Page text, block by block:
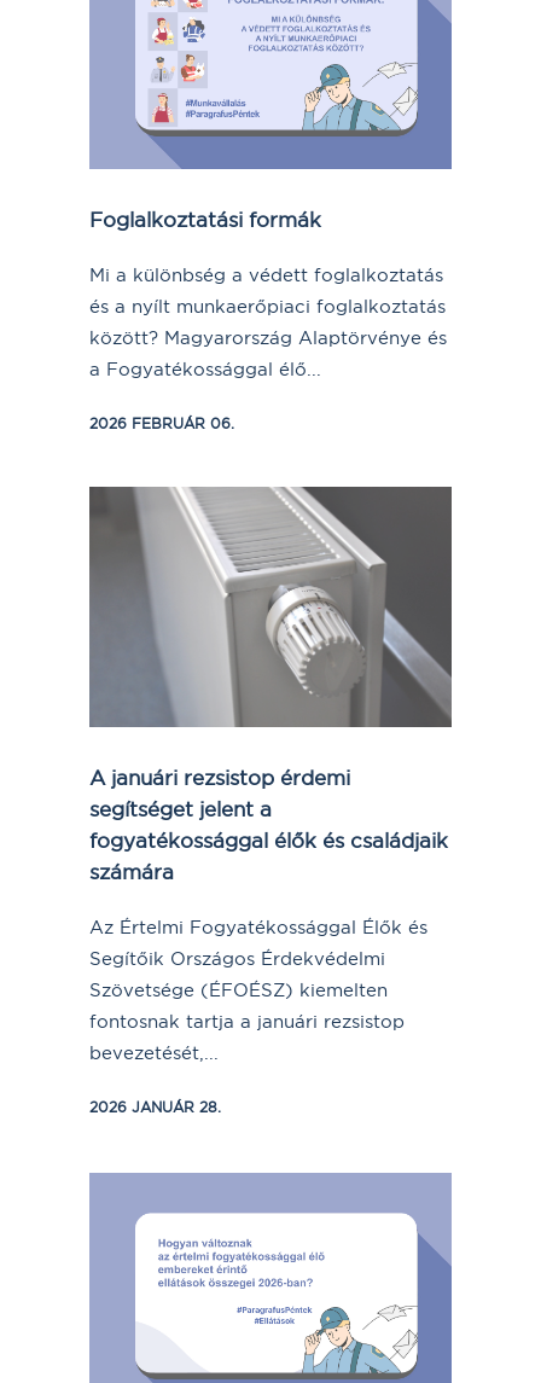
Foglalkoztatási formák
Mi a különbség a védett foglalkoztatás
és a nyílt munkaerőpiaci foglalkoztatás
között? Magyarország Alaptörvénye és
a Fogyatékossággal élő...
2026 FEBRUÁR 06.
A januári rezsistop érdemi
segítséget jelent a
fogyatékossággal élők és családjaik
számára
Az Értelmi Fogyatékossággal Élők és
Segítőik Országos Érdekvédelmi
Szövetsége (ÉFOÉSZ) kiemelten
fontosnak tartja a januári rezsistop
bevezetését,...
2026 JANUÁR 28.